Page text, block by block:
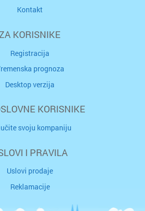
Kontakt
ZA KORISNIKE
Registracija
prognoza
Desktop verzija
KORISNIKE
svoju kompaniju
I PRAVILA
Uslovi prodaje
Reklamacije